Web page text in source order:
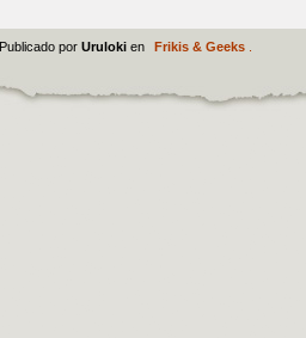
Publicado por Uruloki en Frikis & Geeks.